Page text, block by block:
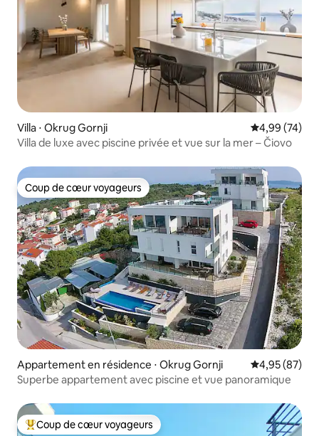
Villa ⋅ Okrug Gornji Évaluation
4,99 (74)
Villa de luxe avec piscine privée et vue sur la mer – Čiovo
Coup de cœur voyageurs
Coup de cœur voyageurs
Appartement en résidence ⋅ Okrug Gornji Évaluation
4,95 (87)
Superbe appartement avec piscine et vue panoramique
Coups de cœur voyageurs les plus appréciés
Coup de cœur voyageurs